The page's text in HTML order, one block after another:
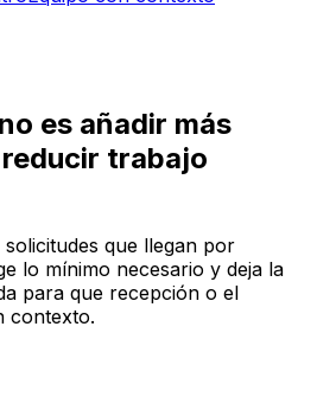
es añadir más
trabajo
que llegan por
lo mínimo necesario y deja la
para que recepción o el
contexto.